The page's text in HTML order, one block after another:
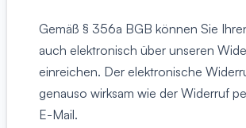
Gemäß § 356a BGB können Sie
auch elektronisch über unseren
einreichen. Der elektronische
genauso wirksam wie der Widerruf
E-Mail.